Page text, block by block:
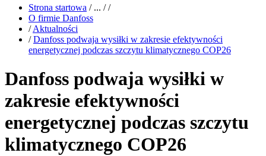
Strona startowa /... / /
O firmie Danfoss
/ Aktualności
/ Danfoss podwaja wysiłki w zakresie efektywności
energetycznej podczas szczytu klimatycznego COP26
Danfoss podwaja wysiłki w
zakresie efektywności
energetycznej podczas szczytu
klimatycznego COP26